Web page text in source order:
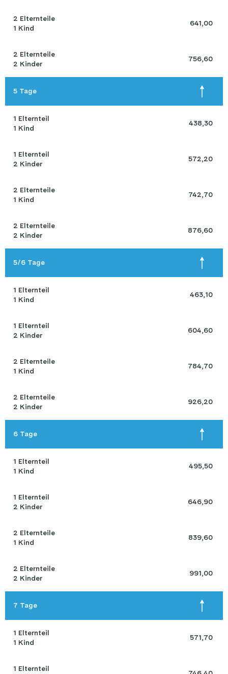
2 Elternteile
1 Kind
641,00
2 Elternteile
2 Kinder
756,60
5 Tage
1 Elternteil
1 Kind
438,30
1 Elternteil
2 Kinder
572,20
2 Elternteile
1 Kind
742,70
2 Elternteile
2 Kinder
876,60
5/6 Tage
1 Elternteil
1 Kind
463,10
1 Elternteil
2 Kinder
604,60
2 Elternteile
1 Kind
784,70
2 Elternteile
2 Kinder
926,20
6 Tage
1 Elternteil
1 Kind
495,50
1 Elternteil
2 Kinder
646,90
2 Elternteile
1 Kind
839,60
2 Elternteile
2 Kinder
991,00
7 Tage
1 Elternteil
1 Kind
571,70
1 Elternteil